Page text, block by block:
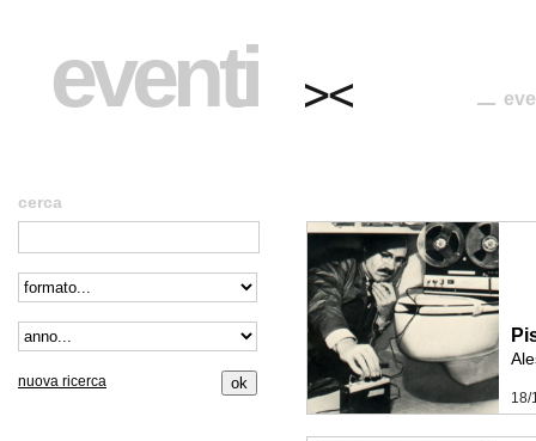
eventi
cerca
nuova ricerca
18/